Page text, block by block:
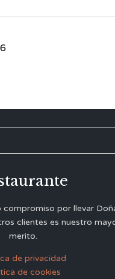
por llevar
clientes es nuestro
merito.
de privacidad
de cookies